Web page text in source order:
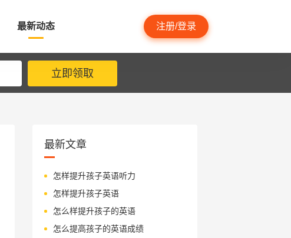
最新动态 注册/登录
立即领取
最新文章
怎样提升孩子英语听力
怎样提升孩子英语
怎么样提升孩子的英语
怎么提高孩子的英语成绩